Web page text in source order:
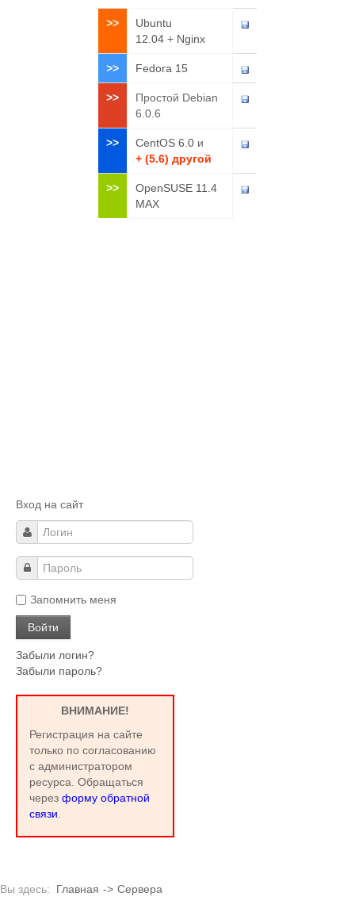
>>
Ubuntu
12.04 + Nginx
>> Fedora 15
>>
Простой Debian
6.0.6
>> CentOS 6.0 и
+ (5.6) другой
>>
OpenSUSE 11.4
MAX
Вход на сайт
Запомнить меня
Забыли логин?
Забыли пароль?
ВНИМАНИЕ!
Регистрация на сайте
только по согласованию
с администратором
ресурса. Обращаться
через форму обратной
связи.
Вы здесь: Главная -> Сервера